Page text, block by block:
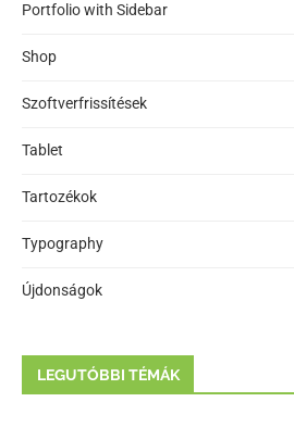
Portfolio with Sidebar
Shop
Szoftverfrissítések
Tablet
Tartozékok
Typography
Újdonságok
LEGUTÓBBI TÉMÁK